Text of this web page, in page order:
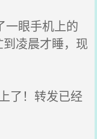
眼手机上的
凌晨才睡，现
了！转发已经